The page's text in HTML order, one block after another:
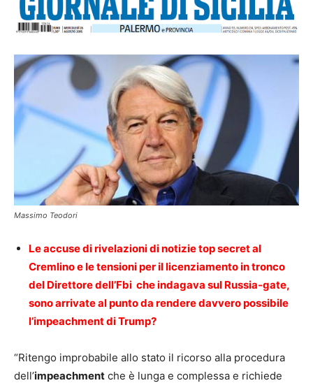
Massimo Teodori
Le accuse di rivelazioni di notizie top secret al
Cremlino e le tensioni per il licenziamento in tronco
del Direttore dell’Fbi che indagava sul Russia-gate,
sono arrivate al punto da rendere davvero possibile
l’impeachment di Trump?
“Ritengo improbabile allo stato il ricorso alla procedura
dell’impeachment che è lunga e complessa e richiede